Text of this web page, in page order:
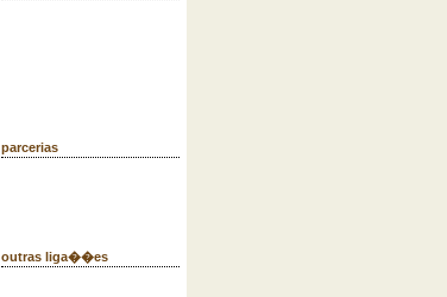
parcerias
outras liga��es